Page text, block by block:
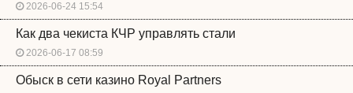
2026-06-24 15:54
Как два чекиста КЧР управлять стали
2026-06-17 08:59
Обыск в сети казино Royal Partners